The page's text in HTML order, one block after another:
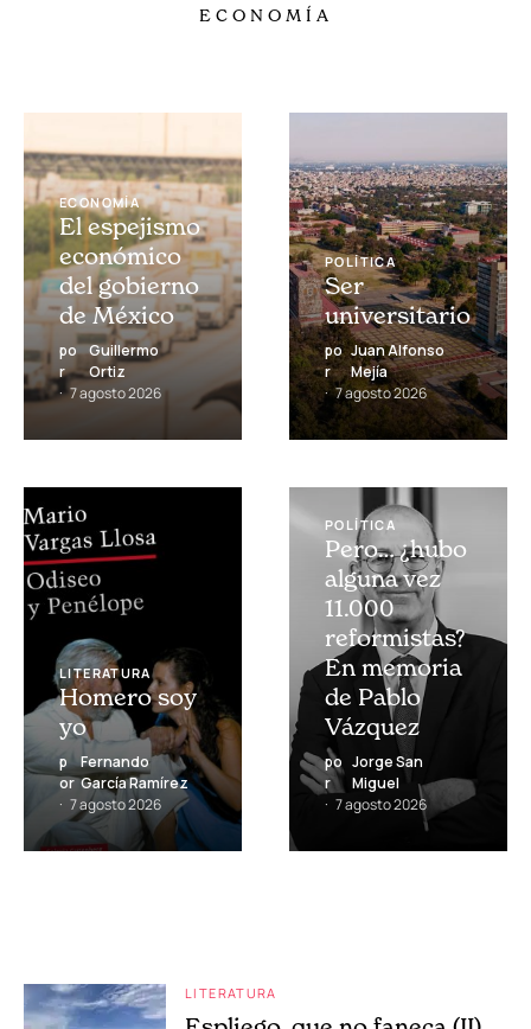
ECONOMÍA
ECONOMÍA
El espejismo
económico
del gobierno
de México
po
r
Guillermo
Ortiz
7 agosto 2026
POLÍTICA
Ser
universitario
po
r
Juan Alfonso
Mejía
7 agosto 2026
LITERATURA
Homero soy
yo
p
or
Fernando
García Ramírez
7 agosto 2026
POLÍTICA
Pero… ¿hubo
alguna vez
11.000
reformistas?
En memoria
de Pablo
Vázquez
po
r
Jorge San
Miguel
7 agosto 2026
LITERATURA